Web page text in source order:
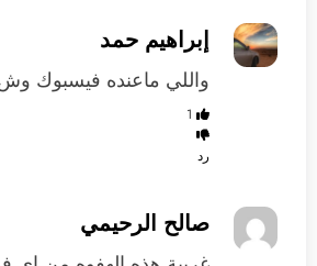
إبراهيم حمد
واللي ماعنده فيسبوك
1
رد
صالح الرحيمي